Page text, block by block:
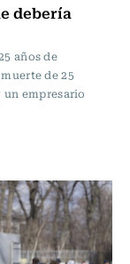
debería
años de
de 25
empresario